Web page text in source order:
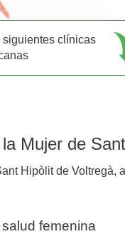
siguientes clínicas
Mujer de
Hipòlit de Voltregà,
femenina